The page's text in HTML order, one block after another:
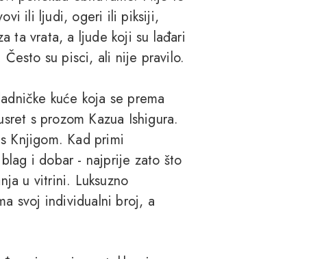
ili ljudi, ogeri ili piksiji,
ta vrata, a ljude koji su lađari
su pisci, ali nije pravilo.
kuće koja se prema
s prozom Kazua Ishigura.
Knjigom. Kad primi
i dobar - najprije zato što
u vitrini. Luksuzno
svoj individualni broj, a